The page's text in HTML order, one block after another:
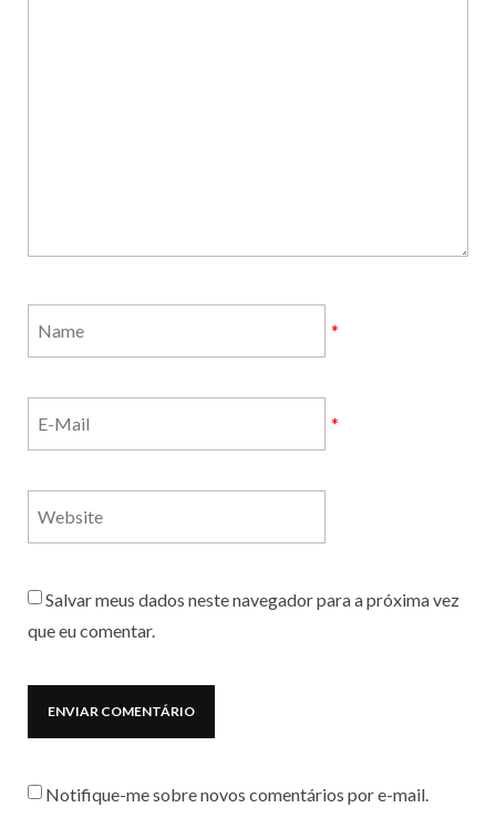
*
*
Salvar meus dados neste navegador para a próxima vez
que eu comentar.
Notifique-me sobre novos comentários por e-mail.